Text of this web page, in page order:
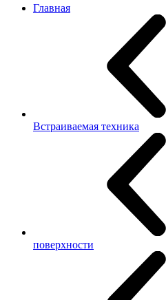
Главная
Встраиваемая техника
поверхности